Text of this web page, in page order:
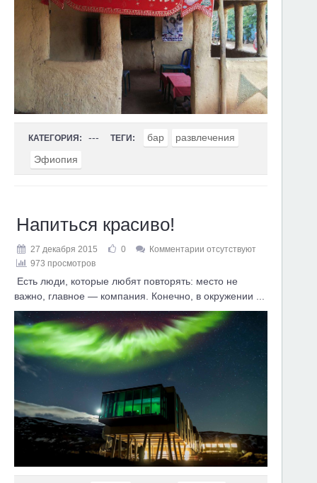
КАТЕГОРИЯ: --- ТЕГИ: бар
развлечения
Эфиопия
Напиться красиво!
27 декабря 2015 0
Комментарии отсутствуют
973 просмотров
Есть люди, которые любят повторять: место не
важно, главное — компания. Конечно, в окружении ...